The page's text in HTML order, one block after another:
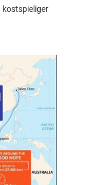
kostspieliger